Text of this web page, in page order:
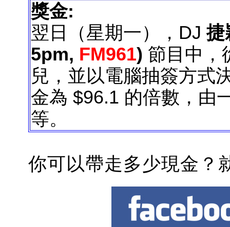
獎金:
翌日（星期一），DJ捷
5pm, FM961) 節目中 ，
兒，並以電腦抽簽方式
金為 $96.1 的倍數，由
等。
你可以帶走多少現金？